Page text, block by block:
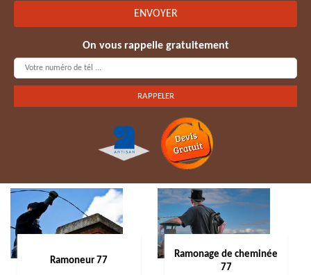
On vous rappelle gratuitement
Ramoneur 77
Ramonage de cheminée
77